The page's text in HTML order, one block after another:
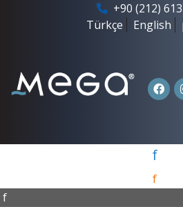
+90 (212)
Türkçe
English
f
f
f